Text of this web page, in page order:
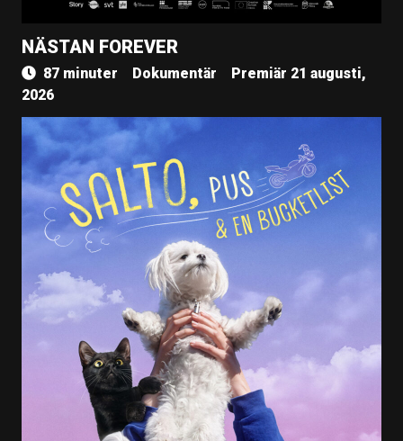
NÄSTAN FOREVER
87 minuter Dokumentär
Premiär 21 augusti,
2026